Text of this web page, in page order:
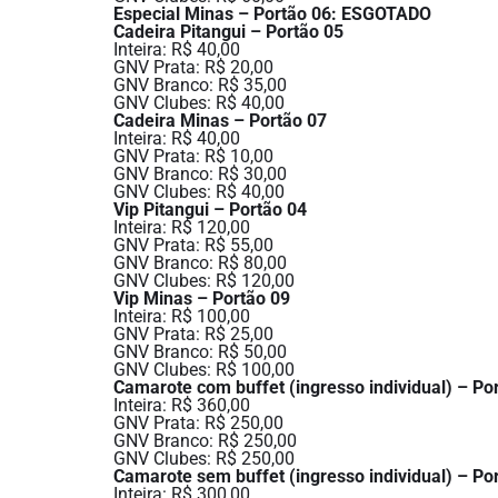
Especial Minas – Portão 06: ESGOTADO
Cadeira Pitangui – Portão 05
Inteira: R$ 40,00
GNV Prata: R$ 20,00
GNV Branco: R$ 35,00
GNV Clubes: R$ 40,00
Cadeira Minas – Portão 07
Inteira: R$ 40,00
GNV Prata: R$ 10,00
GNV Branco: R$ 30,00
GNV Clubes: R$ 40,00
Vip Pitangui – Portão 04
Inteira: R$ 120,00
GNV Prata: R$ 55,00
GNV Branco: R$ 80,00
GNV Clubes: R$ 120,00
Vip Minas – Portão 09
Inteira: R$ 100,00
GNV Prata: R$ 25,00
GNV Branco: R$ 50,00
GNV Clubes: R$ 100,00
Camarote com buffet (ingresso individual) –
Inteira: R$ 360,00
GNV Prata: R$ 250,00
GNV Branco: R$ 250,00
GNV Clubes: R$ 250,00
Camarote sem buffet (ingresso individual) –